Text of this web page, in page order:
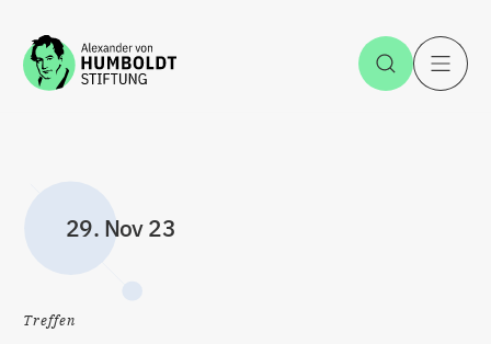
Zum Inhalt springen Suche
29. Nov 23
Treffen